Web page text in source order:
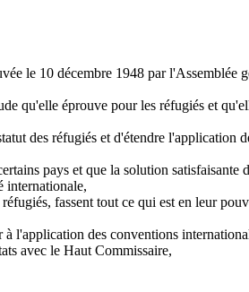
le 10 décembre 1948 par l'Assemblée
qu'elle éprouve pour les réfugiés et
des réfugiés et d'étendre l'application
pays et que la solution
internationale,
fassent tout ce qui est en leur
des conventions
avec le Haut Commissaire,